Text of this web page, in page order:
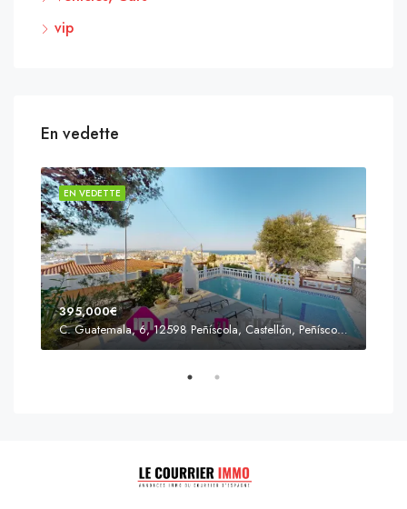
vip
En vedette
EN VEDETTE
395,000€
C. Guatemala, 6, 12598 Peñíscola, Castellón, Peñíscola, Communauté valencienne